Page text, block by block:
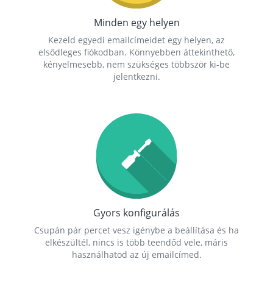
Minden egy helyen
Kezeld egyedi emailcímeidet egy helyen, az
elsődleges fiókodban. Könnyebben áttekinthető,
kényelmesebb, nem szükséges többször ki-be
jelentkezni.
Gyors konfigurálás
Csupán pár percet vesz igénybe a beállítása és ha
elkészültél, nincs is több teendőd vele, máris
használhatod az új emailcímed.